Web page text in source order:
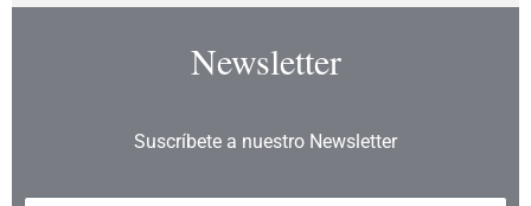
Newsletter
Suscríbete a nuestro Newsletter